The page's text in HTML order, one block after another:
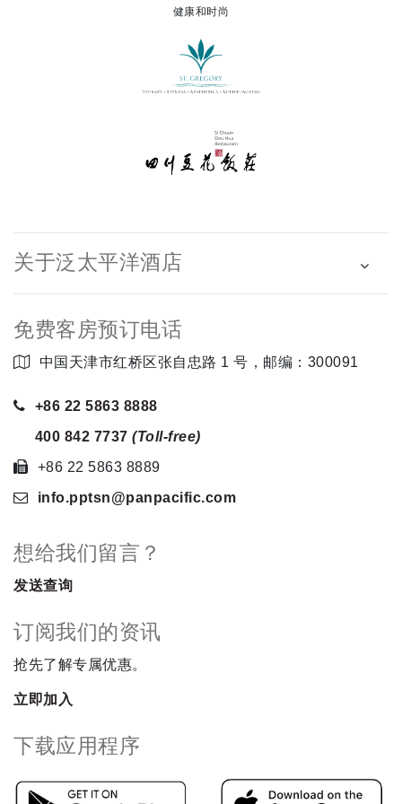
健康和时尚
关于泛太平洋酒店
免费客房预订电话
中国天津市红桥区张自忠路 1 号，邮编：300091
+86 22 5863 8888
400 842 7737 (Toll-free)
+86 22 5863 8889
info.pptsn@panpacific.com
想给我们留言？
发送查询
订阅我们的资讯
抢先了解专属优惠。
立即加入
下载应用程序